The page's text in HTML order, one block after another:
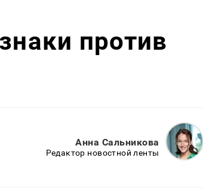
против
Анна Сальникова
Редактор новостной ленты